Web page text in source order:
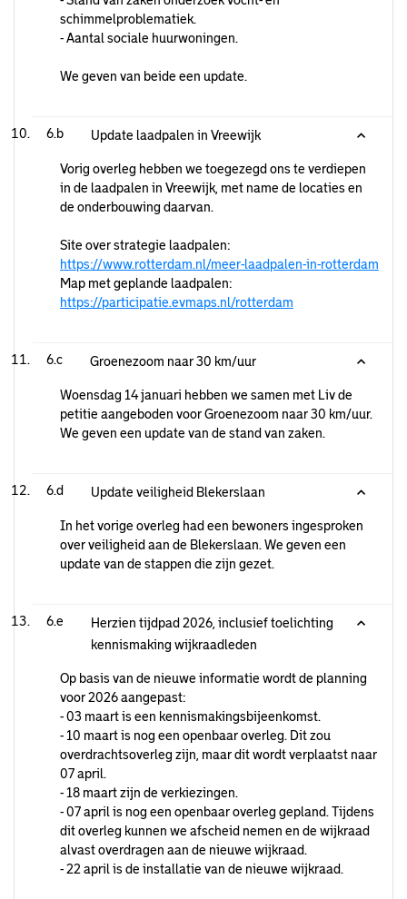
schimmelproblematiek.
- Aantal sociale huurwoningen.
We geven van beide een update.
6.b Update laadpalen in Vreewijk
Vorig overleg hebben we toegezegd ons te verdiepen
in de laadpalen in Vreewijk, met name de locaties en
de onderbouwing daarvan.
Site over strategie laadpalen:
https://www.rotterdam.nl/meer-laadpalen-in-rotterdam
Map met geplande laadpalen:
https://participatie.evmaps.nl/rotterdam
6.c Groenezoom naar 30 km/uur
Woensdag 14 januari hebben we samen met Liv de
petitie aangeboden voor Groenezoom naar 30 km/uur.
We geven een update van de stand van zaken.
6.d Update veiligheid Blekerslaan
In het vorige overleg had een bewoners ingesproken
over veiligheid aan de Blekerslaan. We geven een
update van de stappen die zijn gezet.
6.e
Herzien tijdpad 2026, inclusief toelichting
kennismaking wijkraadleden
Op basis van de nieuwe informatie wordt de planning
voor 2026 aangepast:
- 03 maart is een kennismakingsbijeenkomst.
- 10 maart is nog een openbaar overleg. Dit zou
overdrachtsoverleg zijn, maar dit wordt verplaatst naar
07 april.
- 18 maart zijn de verkiezingen.
- 07 april is nog een openbaar overleg gepland. Tijdens
dit overleg kunnen we afscheid nemen en de wijkraad
alvast overdragen aan de nieuwe wijkraad.
- 22 april is de installatie van de nieuwe wijkraad.